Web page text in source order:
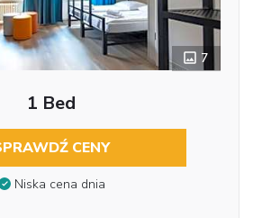
7
1 Bed
CENY
Niska cena dnia